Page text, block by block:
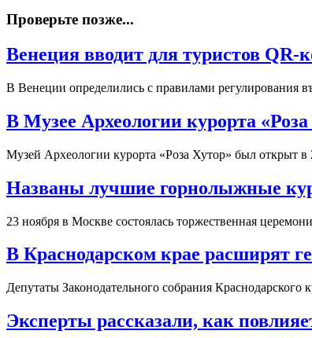
Проверьте позже...
Венеция вводит для туристов QR-
В Венеции определились с правилами регулирования
В Музее Археологии курорта
Музей Археологии курорта «Роза Хутор» был открыт
Названы лучшие горнолыжные
23 ноября в Москве состоялась торжественная
В Краснодарском крае расширят
Депутаты Законодательного собрания
Эксперты рассказали, как